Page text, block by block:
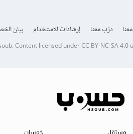
درّب معنا إرشادات الاستخدام بيان
.Content licensed underCC BY-NC-SA 4.0